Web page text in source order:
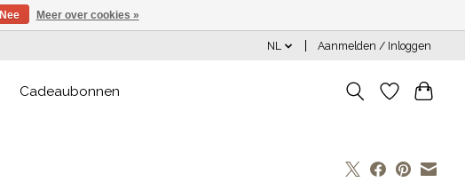
NL Aanmelden / Inloggen
Cadeaubonnen
Nee Meer over cookies »